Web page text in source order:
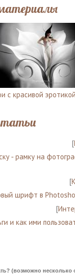
с красивой эротикой
[
- рамку на
[
шрифт в
[
и как ими
(возможно несколько